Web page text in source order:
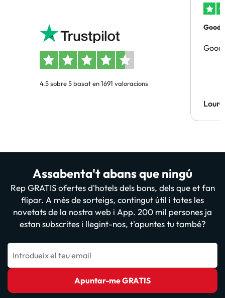
4.5 sobre 5 basat en 1691 valoracions
Good
Good
Assabenta't abans que ningú
Rep GRATIS ofertes d'hotels dels bons, dels que et fan
flipar. A més de sorteigs, contingut útil i totes les
novetats de la nostra web i App. 200 mil persones ja
estan subscrites i llegint-nos, t'apuntes tu també?
Introdueix el teu email
Apuntar-me GRATIS